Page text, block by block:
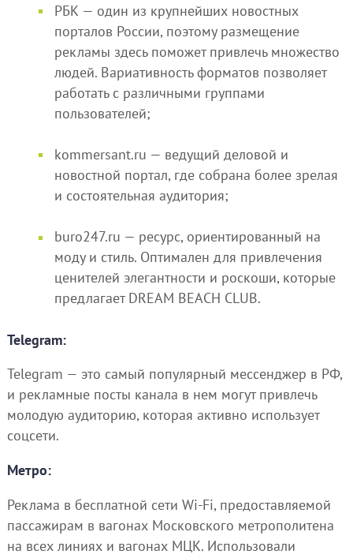
РБК — один из крупнейших новостных
порталов России, поэтому размещение
рекламы здесь поможет привлечь множество
людей. Вариативность форматов позволяет
работать с различными группами
пользователей;
kommersant.ru — ведущий деловой и
новостной портал, где собрана более зрелая
и состоятельная аудитория;
buro247.ru — ресурс, ориентированный на
моду и стиль. Оптимален для привлечения
ценителей элегантности и роскоши, которые
предлагает DREAM BEACH CLUB.
Telegram:
Telegram — это самый популярный мессенджер в РФ,
и рекламные посты канала в нем могут привлечь
молодую аудиторию, которая активно использует
соцсети.
Метро:
Реклама в бесплатной сети Wi-Fi, предоставляемой
пассажирам в вагонах Московского метрополитена
на всех линиях и вагонах МЦК. Использовали